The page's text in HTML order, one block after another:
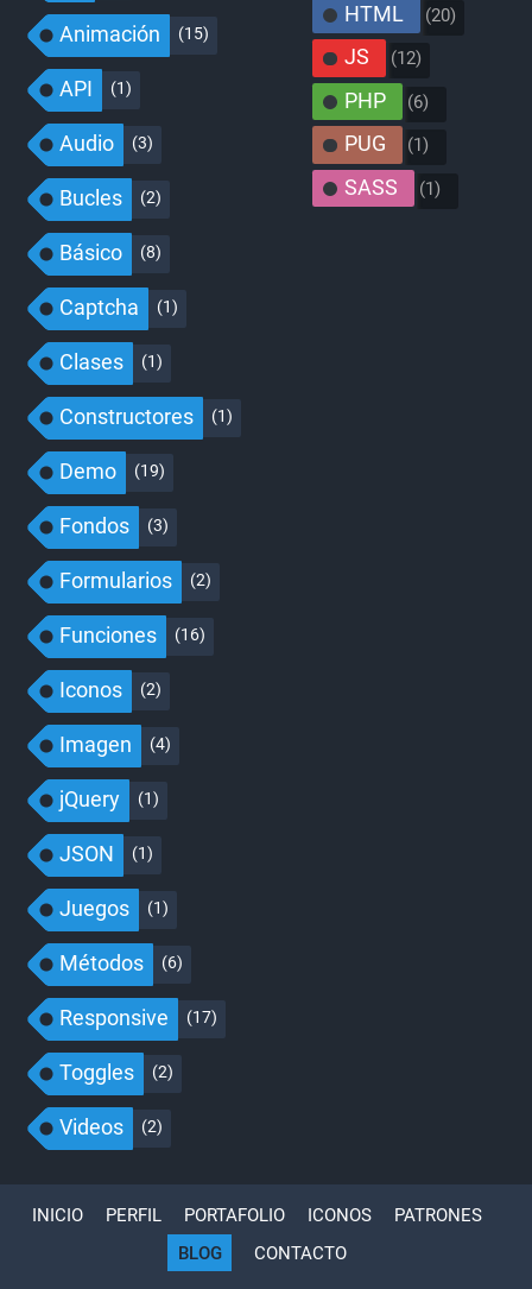
Animación (15)
API (1)
Audio (3)
Bucles (2)
Básico (8)
Captcha (1)
Clases (1)
Constructores (1)
Demo (19)
Fondos (3)
Formularios (2)
Funciones (16)
Iconos (2)
Imagen (4)
jQuery (1)
JSON (1)
Juegos (1)
Métodos (6)
Responsive (17)
Toggles (2)
Videos (2)
HTML (20)
JS (12)
PHP (6)
PUG (1)
SASS (1)
INICIO PERFIL PORTAFOLIO ICONOS
PATRONES
BLOG
CONTACTO